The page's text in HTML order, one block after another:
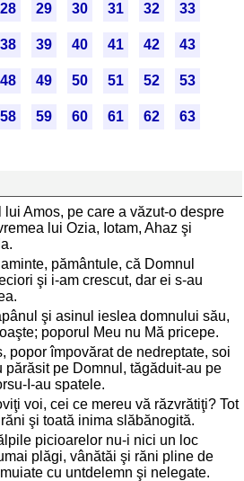
28 29 30 31 32 33
38 39 40 41 42 43
48 49 50 51 52 53
58 59 60 61 62 63
Amos, pe care a văzut-o despre
lui Ozia, Iotam, Ahaz şi
pământule, că Domnul
şi i-am crescut, dar ei s-au
şi asinul ieslea domnului său,
poporul Meu nu Mă pricepe.
popor împovărat de nedreptate, soi
părăsit pe Domnul, tăgăduit-au pe
I-au spatele.
voi, cei ce mereu vă răzvrătiţi? Tot
şi toată inima slăbănogită.
picioarelor nu-i nici un loc
plăgi, vânătăi şi răni pline de
cu untdelemn şi nelegate.